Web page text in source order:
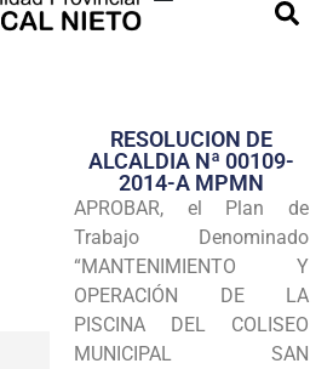
Transparencia
Seguridad
Programas
Intranet
RESOLUCION DE
ALCALDIA Nª 00109-
2014-A MPMN
APROBAR, el Plan de
Trabajo Denominado
“MANTENIMIENTO Y
OPERACIÓN DE LA
PISCINA DEL COLISEO
MUNICIPAL SAN